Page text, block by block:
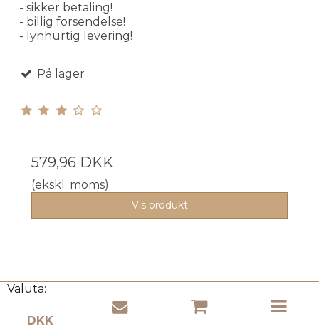
Valuta:
- sikker betaling!
- billig forsendelse!
- lynhurtig levering!
På lager
579,96 DKK
(ekskl. moms)
Vis produkt